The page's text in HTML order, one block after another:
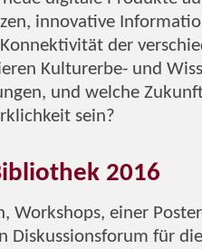
innovative
der
Kulturerbe- und
und welche
sein?
2016
Workshops, einer
Diskussionsforum für